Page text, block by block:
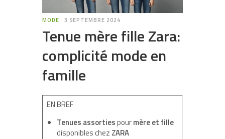
MODE 3 SEPTEMBRE 2024
Tenue mère fille Zara:
complicité mode en
famille
EN BREF
Tenues assortiespourmère et fille
disponibles chez ZARA